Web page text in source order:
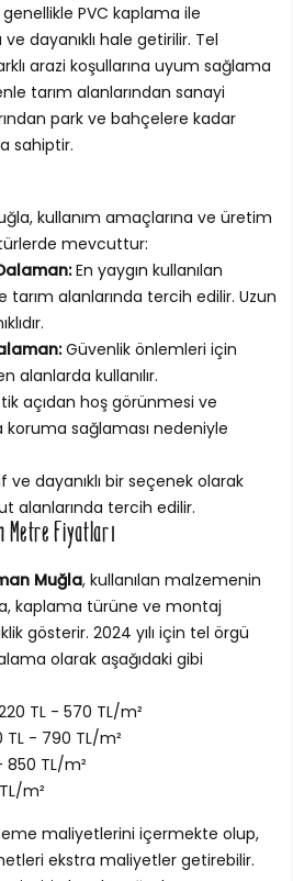
PVC kaplama ile
dayanıklı hale getirilir. Tel
arazi koşullarına uyum sağlama
tarım alanlarından sanayi
park ve bahçelere kadar
sahiptir.
kullanım amaçlarına ve üretim
mevcuttur:
En yaygın kullanılan
alanlarında tercih edilir. Uzun
Güvenlik önlemleri için
alanlarda kullanılır.
açıdan hoş görünmesi ve
koruma sağlaması nedeniyle
dayanıklı bir seçenek olarak
alanlarında tercih edilir.
Metre Fiyatları
Muğla, kullanılan malzemenin
kaplama türüne ve montaj
gösterir. 2024 yılı için tel örgü
olarak aşağıdaki gibi
TL - 570 TL/m²
TL - 790 TL/m²
TL/m²
m²
maliyetlerini içermekte olup,
ekstra maliyetler getirebilir.